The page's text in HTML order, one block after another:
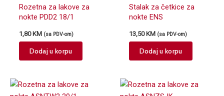
Rozetna za lakove za
nokte PDD2 18/1
1,80 KM (sa PDV-om)
Dodaj u korpu
Stalak za četkice za
nokte ENS
13,50 KM (sa PDV-om)
Dodaj u korpu